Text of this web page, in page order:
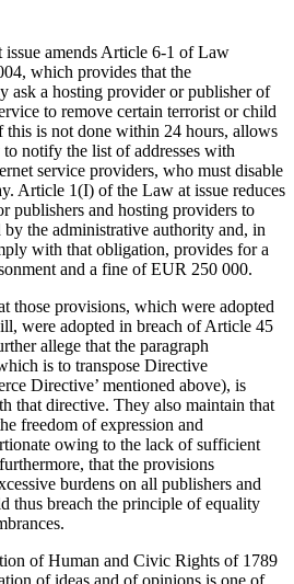
amends Article 6-1 of Law
which provides that the
ask a hosting provider or publisher of
to remove certain terrorist or child
this is not done within 24 hours, allows
notify the list of addresses with
service providers, who must disable
Article 1(I) of the Law at issue reduces
publishers and hosting providers to
the administrative authority and, in
with that obligation, provides for a
and a fine of EUR 250 000.
those provisions, which were adopted
were adopted in breach of Article 45
allege that the paragraph
is to transpose Directive
Directive’ mentioned above), is
that directive. They also maintain that
freedom of expression and
owing to the lack of sufficient
that the provisions
burdens on all publishers and
thus breach the principle of equality
of Human and Civic Rights of 1789
of ideas and of opinions is one of